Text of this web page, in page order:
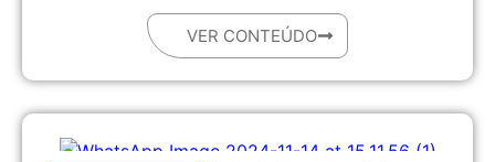
VER CONTEÚDO